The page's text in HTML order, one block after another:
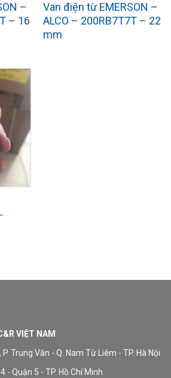
–
– 16
Van điện từ EMERSON –
ALCO – 200RB7T7T – 22
mm
VIỆT NAM
Trung Văn - Q. Nam Từ Liêm - TP. Hà Nội
- Quận 5 - TP. Hồ Chí Minh